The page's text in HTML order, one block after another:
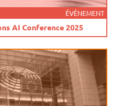
ÉVÈNEMENT
AI Conference 2025